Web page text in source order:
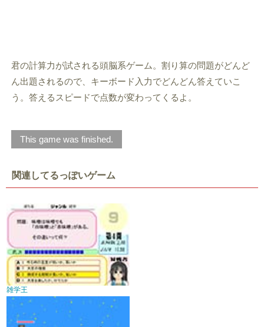
君の計算力が試される頭脳系ゲーム。割り算の問題がどんど
ん出題されるので、キーボード入力でどんどん答えていこ
う。答えるスピードで点数が変わってくるよ。
This game was finished.
関連してるっぽいゲーム
雑学王